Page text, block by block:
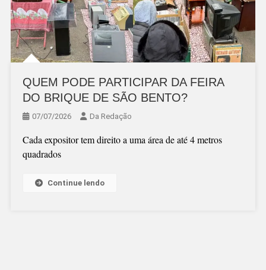
QUEM PODE PARTICIPAR DA FEIRA
DO BRIQUE DE SÃO BENTO?
07/07/2026 Da Redação
Cada expositor tem direito a uma área de até 4 metros
quadrados
Continue lendo